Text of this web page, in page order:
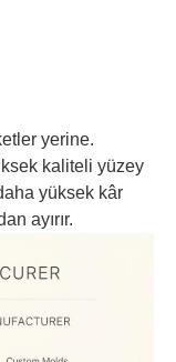
yerine.
kaliteli yüzey
yüksek kâr
ayırır.